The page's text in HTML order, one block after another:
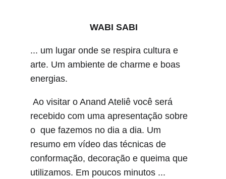
WABI SABI
... um lugar onde se respira cultura e
arte. Um ambiente de charme e boas
energias.
Ao visitar o Anand Ateliê você será
recebido com uma apresentação sobre
o  que fazemos no dia a dia. Um
resumo em vídeo das técnicas de
conformação, decoração e queima que
utilizamos. Em poucos minutos ...